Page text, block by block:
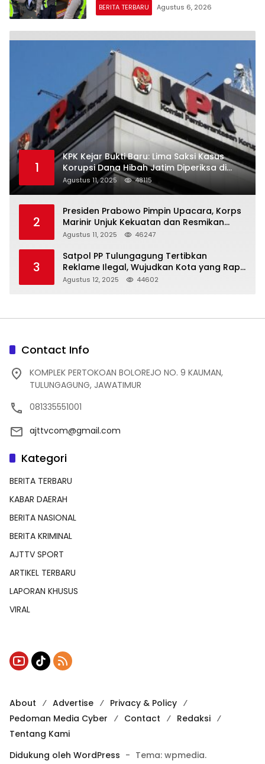
BERITA TERBARU Agustus 6, 2026
1
KPK Kejar Bukti Baru: Lima Saksi Kasus
Korupsi Dana Hibah Jatim Diperiksa di
Trenggalek
Agustus 11, 2025 48115
2
Presiden Prabowo Pimpin Upacara, Korps
Marinir Unjuk Kekuatan dan Resmikan
Struktur Baru
Agustus 11, 2025 46247
3
Satpol PP Tulungagung Tertibkan
Reklame Ilegal, Wujudkan Kota yang Rapi
dan Indah
Agustus 12, 2025 44602
Contact Info
KOMPLEK PERTOKOAN BOLOREJO NO. 9 KAUMAN,
TULUNGAGUNG, JAWATIMUR
081335551001
ajttvcom@gmail.com
Kategori
BERITA TERBARU
KABAR DAERAH
BERITA NASIONAL
BERITA KRIMINAL
AJTTV SPORT
ARTIKEL TERBARU
LAPORAN KHUSUS
VIRAL
About Advertise
Privacy & Policy
Pedoman Media Cyber
Contact
Redaksi
Tentang Kami
Didukung oleh WordPress - Tema: wpmedia.